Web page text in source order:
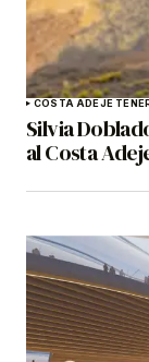
COSTA ADEJE
Silvia
al Costa